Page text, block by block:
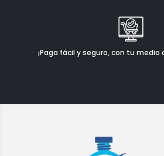
¡Paga fácil y seguro, con tu